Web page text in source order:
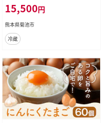
送料無料---043-2020---
15,500円
熊本県菊池市
冷蔵